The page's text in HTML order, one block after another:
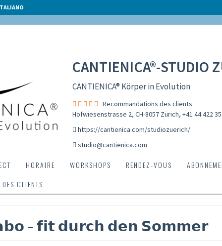
CANTIENICA®-STUDIO
CANTIENICA® Körper in Evolution
Recommandations des clients
Hofwiesenstrasse 2, CH-8057 Zürich, +41 44 422
https://cantienica.com/studiozuerich/
studio@cantienica.com
HORAIRE WORKSHOPS RENDEZ-VOUS
CLIENTS
– 𝗳𝗶𝘁 𝗱𝘂𝗿𝗰𝗵 𝗱𝗲𝗻 𝗦𝗼𝗺𝗺𝗲𝗿